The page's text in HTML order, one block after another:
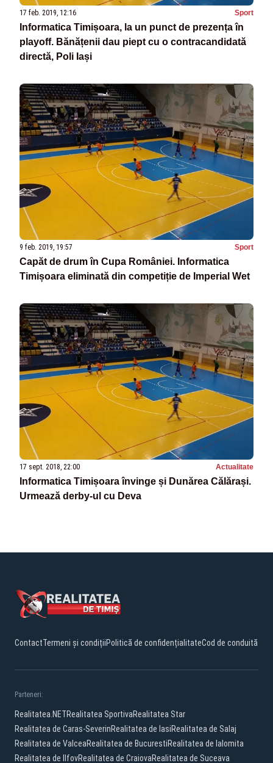
17 feb. 2019, 12:16 Sport
Informatica Timișoara, la un punct de prezența în
playoff. Bănățenii dau piept cu o contracandidată
directă, Poli Iași
9 feb. 2019, 19:57 Sport
Capăt de drum în Cupa României. Informatica
Timișoara eliminată din competiție de Imperial Wet
17 sept. 2018, 22:00 Actualitate
Informatica Timișoara învinge și Dunărea Călărași.
Urmează derby-ul cu Deva
ContactTermeni și condițiiPolitică de confidențialitateCod de conduită
Parteneri:
Realitatea.NETRealitatea SportivaRealitatea Star
Realitatea de Caras-SeverinRealitatea de IasiRealitatea de Salaj
Realitatea de ValceaRealitatea de BucurestiRealitatea de Ialomita
Realitatea de IlfovRealitatea de CraiovaRealitatea de Suceava